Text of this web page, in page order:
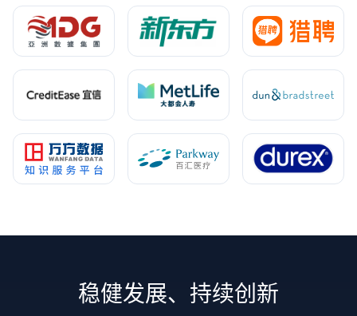
稳健发展、持续创新